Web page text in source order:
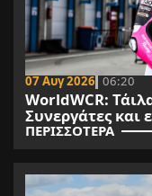
07 Αυγ 2026 06:20
WorldWCR:
Συνεργάτες και
ΠΕΡΙΣΣΟΤΕΡΑ